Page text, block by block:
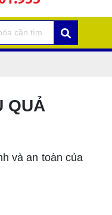
QUẢ
và an toàn của